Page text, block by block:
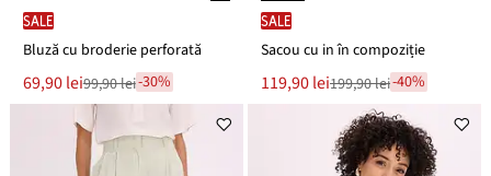
SALE
Bluză cu broderie perforată
Noul
preț
69,90 lei
Reducere
99,90 lei
99,90 lei-30%
SALE
Sacou cu in în compoziție
Noul
preț
119,90 lei
Reducere199,90 lei-40%